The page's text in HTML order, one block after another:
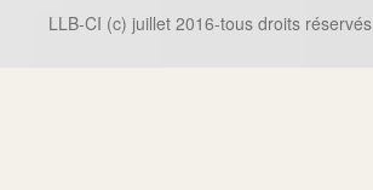
LLB-CI (c) juillet 2016-tous droits réservés